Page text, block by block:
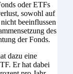
oder ETFs
sowohl auf
beeinflussen
des
der Fonds.
dazu eine
Er hat dabei